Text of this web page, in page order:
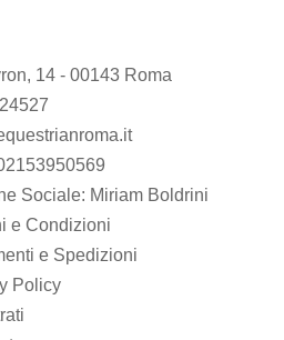
14 - 00143 Roma
Sociale: Miriam Boldrini
e Condizioni
e Spedizioni
Policy